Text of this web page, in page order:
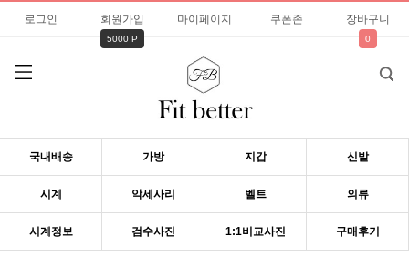
로그인 회원가입
5000 P
마이페이지 쿠폰존 장바구니
0
국내배송 가방 지갑 신발
시계 악세사리 벨트 의류
시계정보 검수사진 1:1비교사진 구매후기